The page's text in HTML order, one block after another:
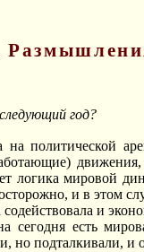
год?
политической
логика мировой
и в этом
и
есть
подталкивали, и